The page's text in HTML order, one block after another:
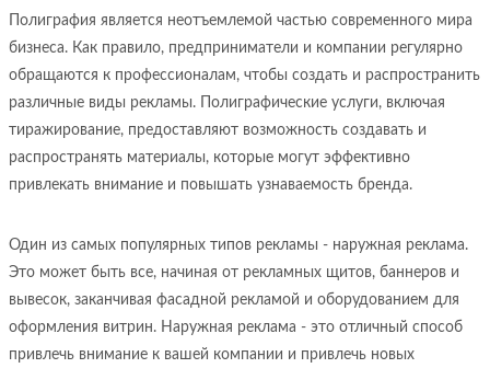
Полиграфия является неотъемлемой частью современного мира
бизнеса. Как правило, предприниматели и компании регулярно
обращаются к профессионалам, чтобы создать и распространить
различные виды рекламы. Полиграфические услуги, включая
тиражирование, предоставляют возможность создавать и
распространять материалы, которые могут эффективно
привлекать внимание и повышать узнаваемость бренда.
Один из самых популярных типов рекламы - наружная реклама.
Это может быть все, начиная от рекламных щитов, баннеров и
вывесок, заканчивая фасадной рекламой и оборудованием для
оформления витрин. Наружная реклама - это отличный способ
привлечь внимание к вашей компании и привлечь новых